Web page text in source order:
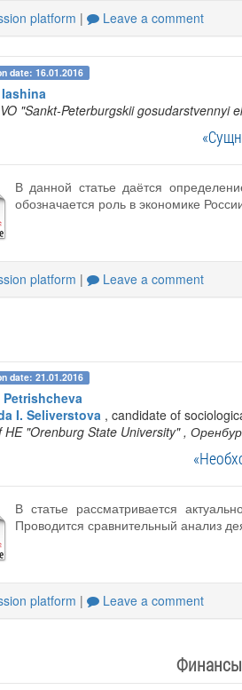
platform | Leave a comment
date: 16.01.2016
"Sankt-Peterburgskii gosudarstvennyi
В данной статье даётся
обозначается роль в экономике
platform | Leave a comment
date: 21.01.2016
Petrishcheva
I. Seliverstova , candidate of
HE "Orenburg State University" ,
В статье рассматривается
Проводится сравнительный анализ
platform | Leave a comment